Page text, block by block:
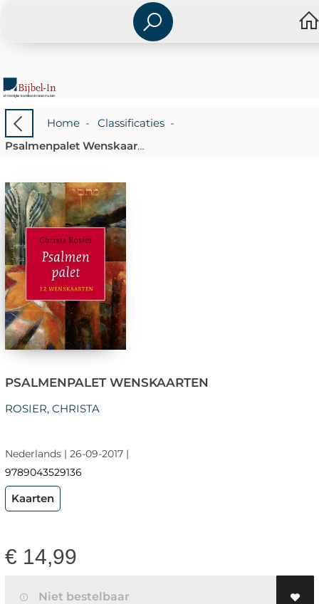
Home- Classificaties-
Psalmenpalet Wenskaarten
PSALMENPALET WENSKAARTEN
ROSIER, CHRISTA
Nederlands | 26-09-2017 |
9789043529136
Kaarten
€ 14,99
Niet bestelbaar